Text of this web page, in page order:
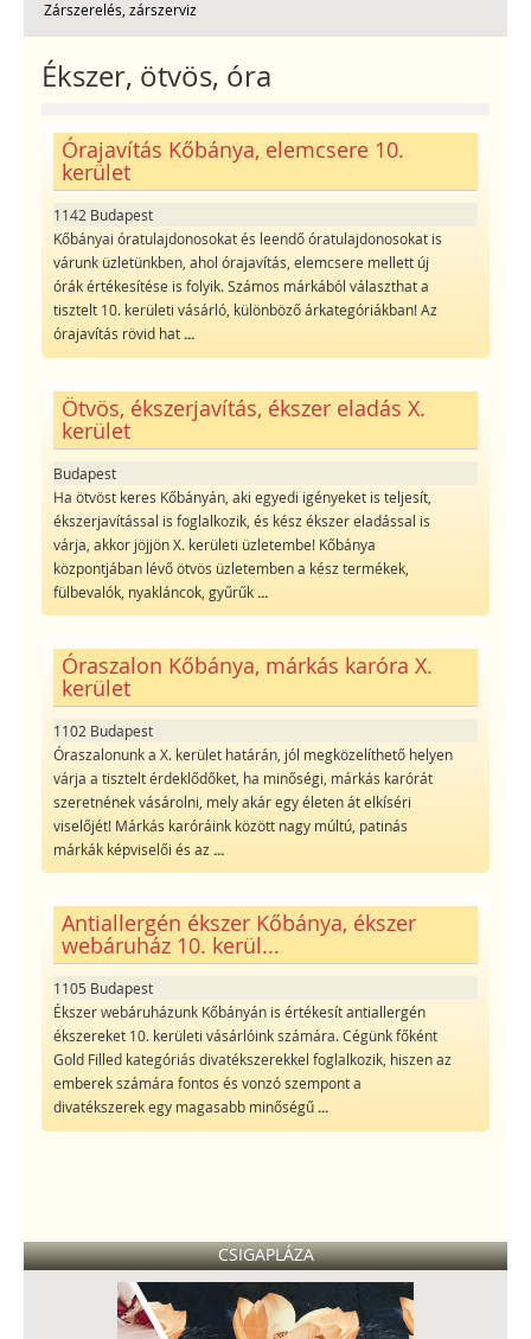
Zárszerelés, zárszerviz
Ékszer, ötvös, óra
Órajavítás Kőbánya, elemcsere 10.
kerület
1142 Budapest
Kőbányai óratulajdonosokat és leendő óratulajdonosokat is
várunk üzletünkben, ahol órajavítás, elemcsere mellett új
órák értékesítése is folyik. Számos márkából választhat a
tisztelt 10. kerületi vásárló, különböző árkategóriákban! Az
órajavítás rövid hat...
Ötvös, ékszerjavítás, ékszer eladás X.
kerület
Budapest
Ha ötvöst keres Kőbányán, aki egyedi igényeket is teljesít,
ékszerjavítással is foglalkozik, és kész ékszer eladással is
várja, akkor jöjjön X. kerületi üzletembe! Kőbánya
központjában lévő ötvös üzletemben a kész termékek,
fülbevalók, nyakláncok, gyűrűk...
Óraszalon Kőbánya, márkás karóra X.
kerület
1102 Budapest
Óraszalonunk a X. kerület határán, jól megközelíthető helyen
várja a tisztelt érdeklődőket, ha minőségi, márkás karórát
szeretnének vásárolni, mely akár egy életen át elkíséri
viselőjét! Márkás karóráink között nagy múltú, patinás
márkák képviselői és az ...
Antiallergén ékszer Kőbánya, ékszer
webáruház 10. kerül...
1105 Budapest
Ékszer webáruházunk Kőbányán is értékesít antiallergén
ékszereket 10. kerületi vásárlóink számára. Cégünk főként
Gold Filled kategóriás divatékszerekkel foglalkozik, hiszen az
emberek számára fontos és vonzó szempont a
divatékszerek egy magasabb minőségű...
CSIGAPLÁZA